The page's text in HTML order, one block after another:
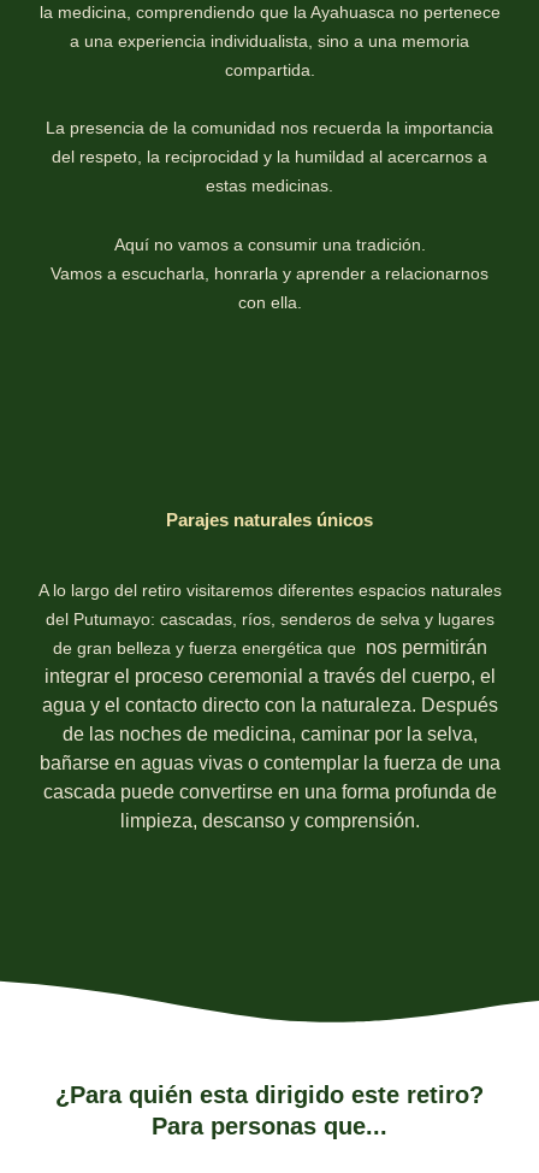
la medicina, comprendiendo que la Ayahuasca no pertenece
a una experiencia individualista, sino a una memoria
compartida.
La presencia de la comunidad nos recuerda la importancia
del respeto, la reciprocidad y la humildad al acercarnos a
estas medicinas.
Aquí no vamos a consumir una tradición.
Vamos a escucharla, honrarla y aprender a relacionarnos
con ella.
Parajes naturales únicos
A lo largo del retiro visitaremos diferentes espacios naturales
del Putumayo: cascadas, ríos, senderos de selva y lugares
de gran belleza y fuerza energética que nos permitirán
integrar el proceso ceremonial a través del cuerpo, el
agua y el contacto directo con la naturaleza. Después
de las noches de medicina, caminar por la selva,
bañarse en aguas vivas o contemplar la fuerza de una
cascada puede convertirse en una forma profunda de
limpieza, descanso y comprensión.
¿Para quién esta dirigido este retiro?
Para personas que...